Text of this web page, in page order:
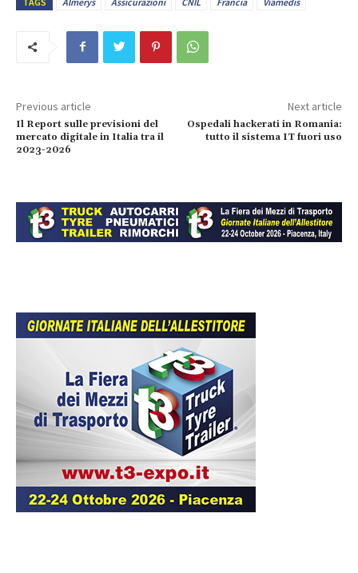
Previous article
Il Report sulle previsioni del
mercato digitale in Italia tra il
2023-2026
Next article
Ospedali hackerati in Romania:
tutto il sistema IT fuori uso